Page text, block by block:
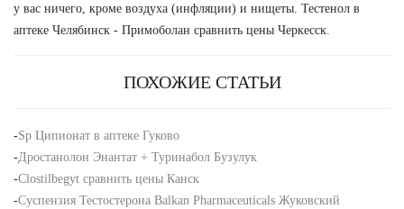
у вас ничего, кроме воздуха (инфляции) и нищеты. Тестенол в
аптеке Челябинск - Примоболан сравнить цены Черкесск.
ПОХОЖИЕ СТАТЬИ
-Sp Ципионат в аптеке Гуково
-Дростанолон Энантат + Туринабол Бузулук
-Clostilbegyt сравнить цены Канск
-Суспензия Тестостерона Balkan Pharmaceuticals Жуковский